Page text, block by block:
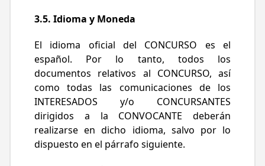
3.5. Idioma y Moneda
El idioma oficial del CONCURSO es el
español. Por lo tanto, todos los
documentos relativos al CONCURSO, así
como todas las comunicaciones de los
INTERESADOS y/o CONCURSANTES
dirigidos a la CONVOCANTE deberán
realizarse en dicho idioma, salvo por lo
dispuesto en el párrafo siguiente.